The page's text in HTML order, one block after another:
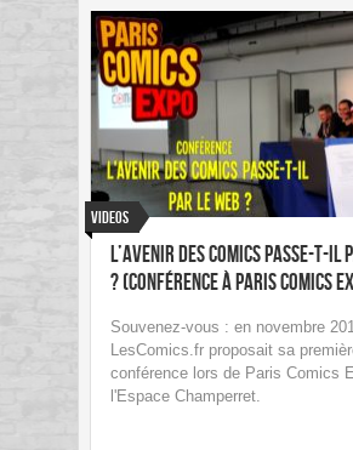
Videos
L’Avenir des Comics passe-t-il
? (Conférence à Paris Comics
Souvenez-vous : en novembre
LesComics.fr proposait sa
conférence lors de Paris Comics
l'Espace Champerret.